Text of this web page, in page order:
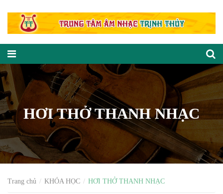
HƠI THỞ THANH NHẠC
Trang chủ KHÓA HỌC HƠI THỞ THANH NHẠC